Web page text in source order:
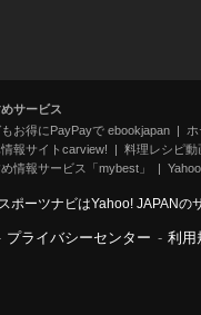
サービス
お得にPayPayで ebookjapan
報サイトcarview!
料理レシピ
情報サービス「mybest」
スポーツナビはYahoo! JAPANの
プライバシーセンター - 利用